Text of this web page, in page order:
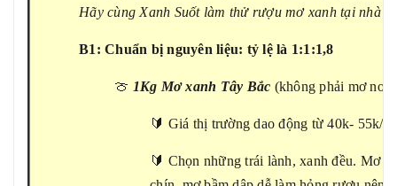
Hãy cùng Xanh Suốt làm thử rượu mơ xanh tại nhà
B1: Chuẩn bị nguyên liệu: tỷ lệ là 1:1:1,8
🍈 1Kg Mơ xanh Tây Bắc (không phải mơ non
🔰 Giá thị trường dao động từ 40k- 55k/
🔰 Chọn những trái lành, xanh đều. Mơ